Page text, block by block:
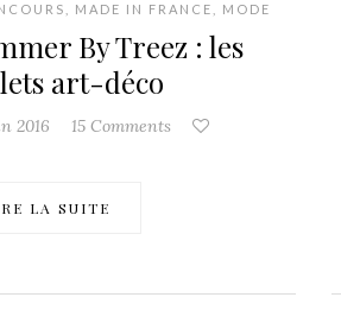
MADE IN FRANCE MODE
By Treez : les
art-déco
2016 15 Comments
LA SUITE